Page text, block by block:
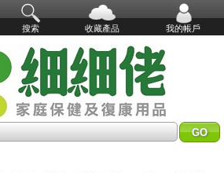
搜索 收藏產品 我的帳戶